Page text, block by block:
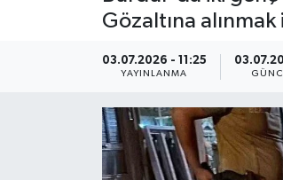
Gözaltına
03.07.2026 - 11:25
YAYINLANMA
KÜLTÜR-SANAT-MAGAZİN
ÖZEL HABER
Son Dakika Haberleri